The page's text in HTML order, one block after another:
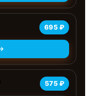
695 ₽
575 ₽